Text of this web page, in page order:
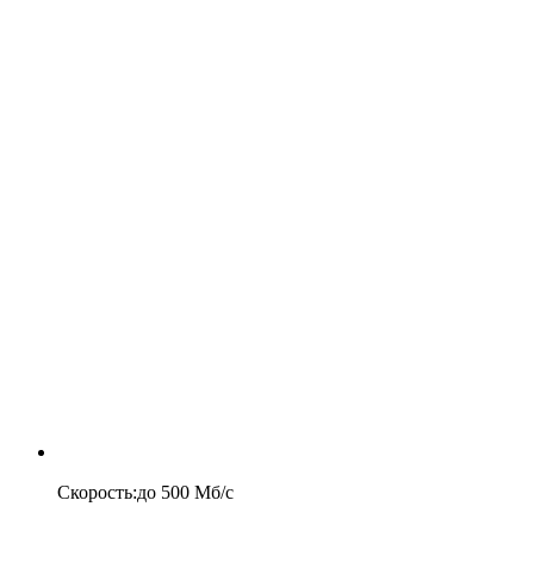
Скорость:до 500 Мб/c